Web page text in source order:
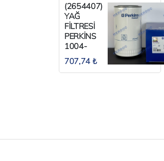
(2654407)
YAĞ
FİLTRESİ
PERKİNS
1004-
1006
UZUN TİP
707,74 ₺